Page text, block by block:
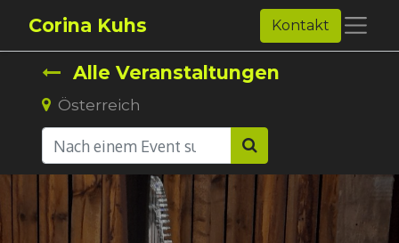
Corina Kuhs Kontakt
Alle Veranstaltungen
Österreich